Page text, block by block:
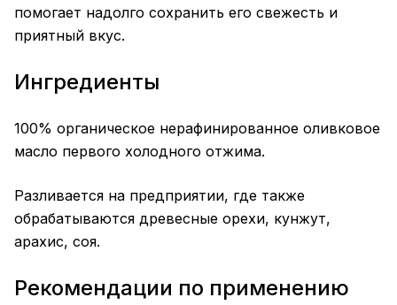
помогает надолго сохранить его свежесть и
приятный вкус.
Ингредиенты
100% органическое нерафинированное оливковое
масло первого холодного отжима.
Разливается на предприятии, где также
обрабатываются древесные орехи, кунжут,
арахис, соя.
Рекомендации по применению